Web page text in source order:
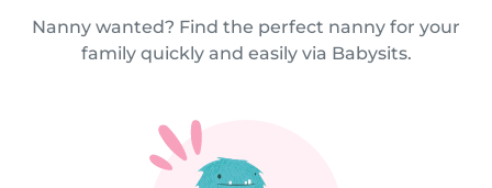
Nanny wanted? Find the perfect nanny for your
family quickly and easily via Babysits.